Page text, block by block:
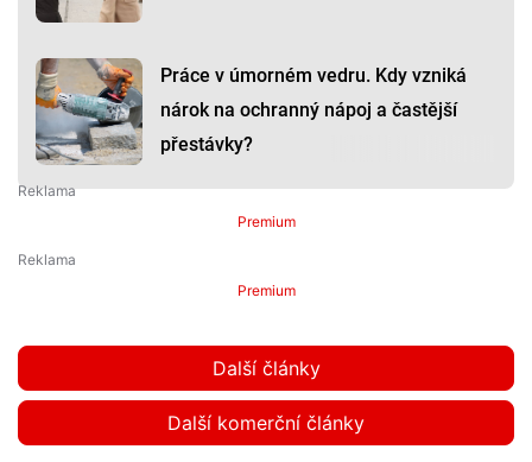
Práce v úmorném vedru. Kdy vzniká
nárok na ochranný nápoj a častější
přestávky?
Premium
Premium
Další články
Další komerční články